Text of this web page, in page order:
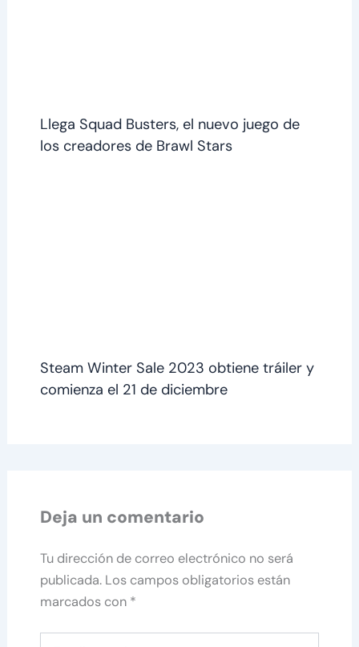
Llega Squad Busters, el nuevo juego de
los creadores de Brawl Stars
Steam Winter Sale 2023 obtiene tráiler y
comienza el 21 de diciembre
Deja un comentario
Tu dirección de correo electrónico no será
publicada. Los campos obligatorios están
marcados con *